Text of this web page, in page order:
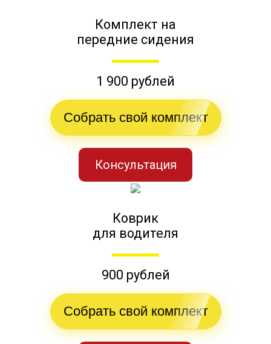
Комплект на
передние сидения
1 900 рублей
Собрать свой комплект
Консультация
Коврик
для водителя
900 рублей
Собрать свой комплект